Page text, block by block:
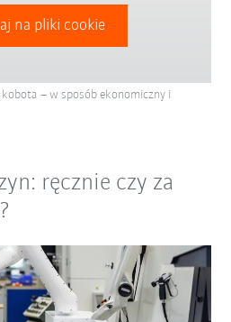
na pliki cookie
– w sposób ekonomiczny i
ręcznie czy za